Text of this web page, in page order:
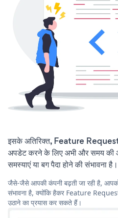
इसके अतिरिक्त, Feature
अपडेट करने के लिए अभी और समय
समस्याएं या बग पैदा होने की संभावना है।
जैसे-जैसे आपकी कंपनी बढ़ती जा रही है,
संभावना है, क्योंकि हैकर Feature Request
उठाने का प्रयास कर सकते हैं।